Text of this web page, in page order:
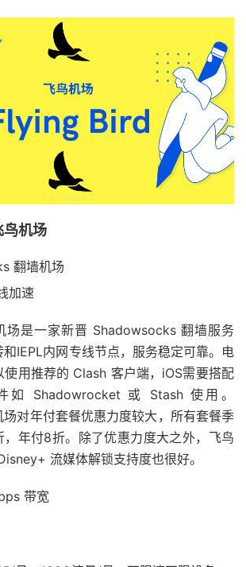
机场
翻墙机场
加速
场是一家新晋 Shadowsocks 翻墙服务
IEPL内网专线节点，服务稳定可靠。电
使用推荐的 Clash 客户端，iOS需要搭配
如 Shadowrocket 或 Stash 使用。
对年付套餐优惠力度较大，所有套餐季
年付8折。除了优惠力度大之外，飞鸟
流媒体解锁支持度也很好。
带宽